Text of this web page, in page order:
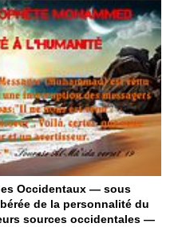
Occidentaux — sous
de la personnalité du
sources occidentales —